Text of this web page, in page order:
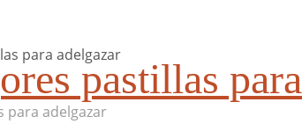
pastillas
para adelgazar